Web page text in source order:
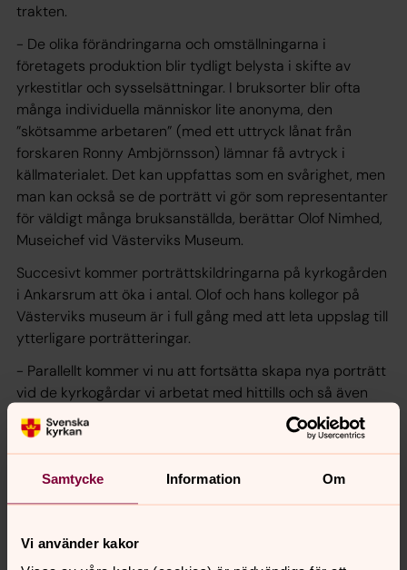
Samtycke Information Om
Vi använder kakor
trakten.
- De olika förändringarna och omställningarna i
företagets produktion blir tydligt belysta i skifte av
yrkestitlar och sysselsättningar. I bruksorter blir ofta
många individuella människor lite anonyma, den
”skötsamme arbetaren” (med ett uttryck lånat från
forskaren Ronny Ambjörnsson) lämnar få avtryck i
källmaterialet. Det kan uppfattas som en svårighet, men
man kan också se de porträtt vi gör som representanter
för väldigt många bruksanställda, berättar Olof Nimhed,
Museichef vid Västerviks Museum.
Succesivt kommer porträttskildringarna på kyrkogården
i Ankarsrum att öka i antal. Olof och hans kollegor på
Västerviks museum är i full gång med att leta uppslag till
ytterligare porträtteringar.
- Parallellt kommer vi nu att fortsätta skapa nya porträtt
vid de kyrkogårdar vi arbetat med hittills och så även
med Ankarsrums kyrkogård. Här finns mycket kvar att
berätta!
kyrkogårdsvandringen utökas och innehåller nu ett
hundratal porträtt fördelade på Gamla och Nya
kyrkogården i Västervik och nu även Ankarsrums